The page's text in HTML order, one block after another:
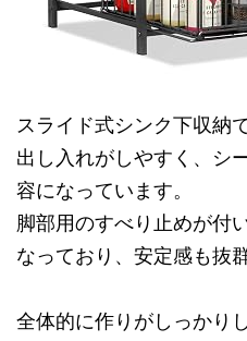
スライド式シンク下収納
出し入れがしやすく、シ
容になっています。
脚部用のすべり止めが付
なっており、安定感も抜
全体的に作りがしっかり